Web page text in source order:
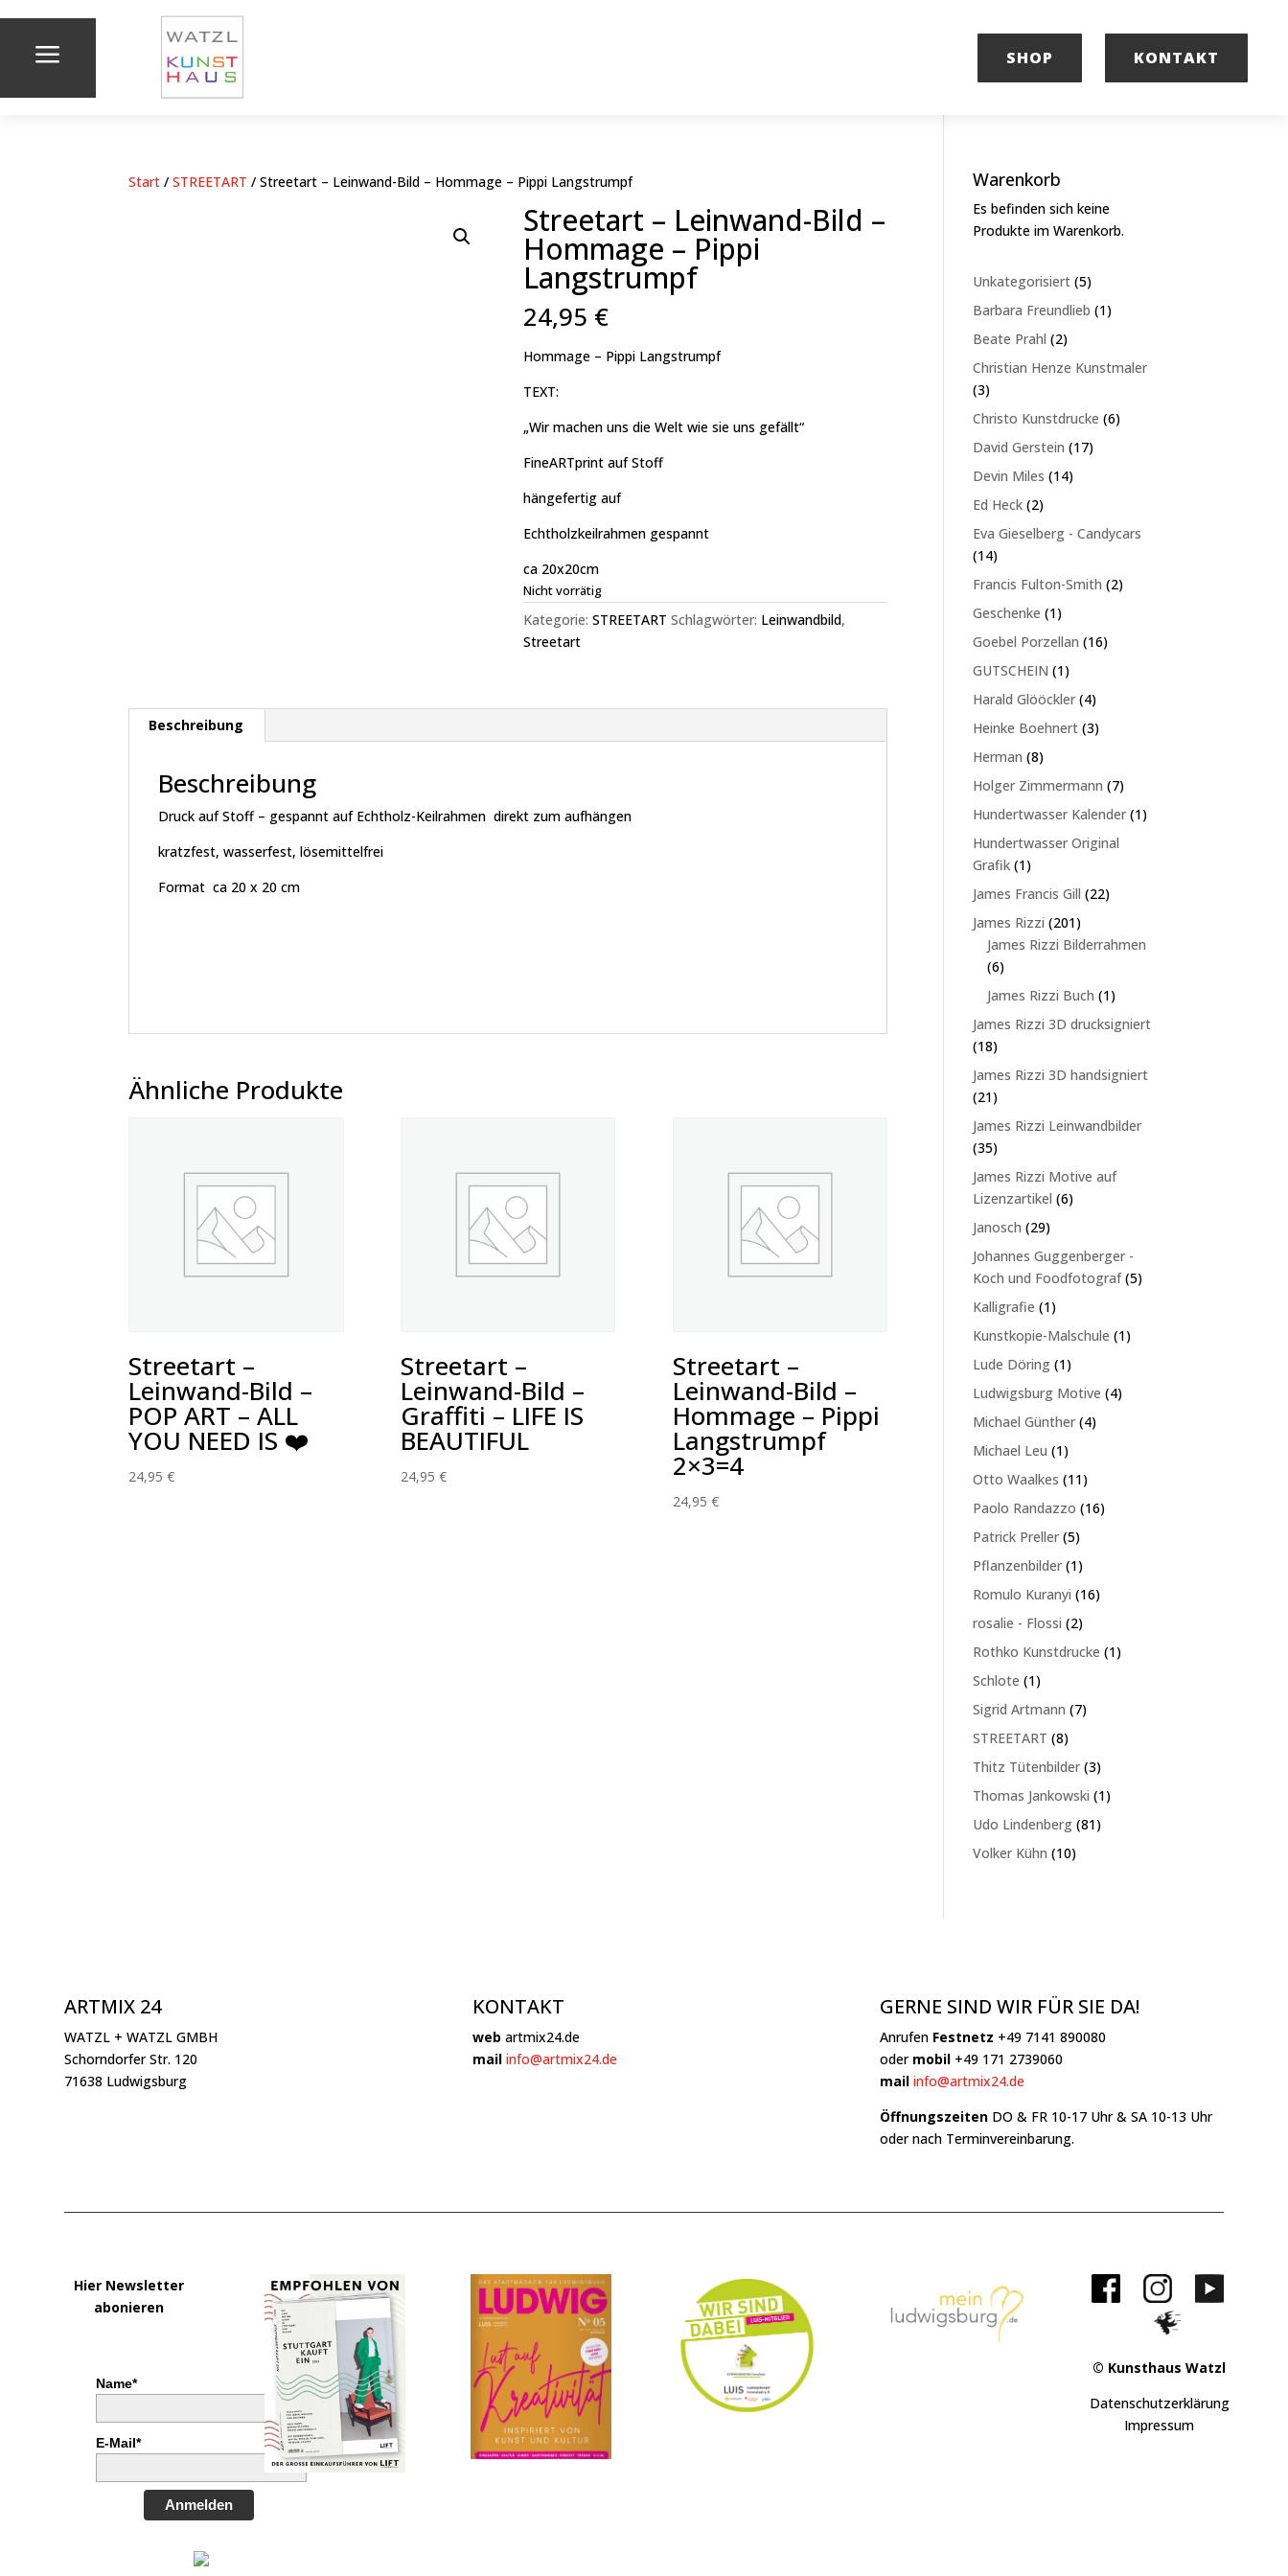
a SHOP KONTAKT
Start /STREETART / Streetart – Leinwand-Bild – Hommage – Pippi Langstrumpf
Streetart – Leinwand-Bild –
Hommage – Pippi
Langstrumpf
24,95 €
Hommage – Pippi Langstrumpf
TEXT:
„Wir machen uns die Welt wie sie uns gefällt“
FineARTprint auf Stoff
hängefertig auf
Echtholzkeilrahmen gespannt
ca 20x20cm
Nicht vorrätig
Kategorie:STREETART Schlagwörter: Leinwandbild,
Streetart
Beschreibung
Beschreibung
Druck auf Stoff – gespannt auf Echtholz-Keilrahmen direkt zum aufhängen
kratzfest, wasserfest, lösemittelfrei
Format ca 20 x 20 cm
Ähnliche Produkte
Streetart –
Leinwand-Bild –
POP ART – ALL
YOU NEED IS ❤️
24,95€
Streetart –
Leinwand-Bild –
Graffiti – LIFE IS
BEAUTIFUL
24,95 €
Streetart –
Leinwand-Bild –
Hommage – Pippi
Langstrumpf
2×3=4
24,95 €
Warenkorb
Es befinden sich keine
Produkte im Warenkorb.
Unkategorisiert 55
Produkte
Barbara Freundlieb 11
Beate Prahl 22
Produkte
Christian Henze Kunstmaler
33
Produkte
Christo Kunstdrucke 66
David Gerstein 1717
Devin Miles 1414
Ed Heck 22
Produkte
Eva Gieselberg - Candycars
1414
Produkte
Francis Fulton-Smith 22
Geschenke 11
Produkt
Goebel Porzellan 1616
GUTSCHEIN 11
Produkt
Harald Glööckler 44
Produkte
Heinke Boehnert 33
Herman 88
Holger Zimmermann 77
Produkte
Hundertwasser Kalender 11
Hundertwasser Original
Grafik 11
Produkt
James Francis Gill 2222
James Rizzi 201201
Produkte
James Rizzi Bilderrahmen
66
Produkte
James Rizzi Buch 11
Produkt
James Rizzi 3D drucksigniert
1818
Produkte
James Rizzi 3D handsigniert
2121
Produkte
James Rizzi Leinwandbilder
3535
Produkte
James Rizzi Motive auf
Lizenzartikel 66
Janosch 2929
Produkte
Johannes Guggenberger -
Koch und Foodfotograf 55
Kalligrafie 11
Produkt
Kunstkopie-Malschule 11
Lude Döring 11
Produkt
Ludwigsburg Motive 44
Michael Günther 44
Michael Leu 11
Produkt
Otto Waalkes 1111
Produkte
Paolo Randazzo 1616
Patrick Preller 55
Produkte
Pflanzenbilder 11
Produkt
Romulo Kuranyi 1616
rosalie - Flossi 22
Produkte
Rothko Kunstdrucke 11
Schlote 11
Produkt
Sigrid Artmann 77
STREETART 88
Produkte
Thitz Tütenbilder 33
Produkte
Thomas Jankowski 11
Udo Lindenberg 8181
Volker Kühn 1010
ARTMIX 24
WATZL + WATZL GMBH
Schorndorfer Str. 120
71638 Ludwigsburg
KONTAKT
web artmix24.de
mail info@artmix24.de
GERNE SIND WIR FÜR SIE DA!
Anrufen Festnetz +49 7141 890080
oder mobil+49 171 2739060
mail info@artmix24.de
ÖffnungszeitenDO & FR 10-17 Uhr & SA 10-13 Uhr
oder nach Terminvereinbarung.
Hier Newsletter
abonieren
Name*
E-Mail*
Anmelden
© Kunsthaus Watzl
Datenschutzerklärung
Impressum